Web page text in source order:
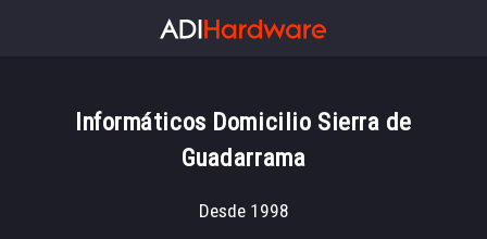
Informáticos Domicilio Sierra de
Guadarrama
Desde 1998